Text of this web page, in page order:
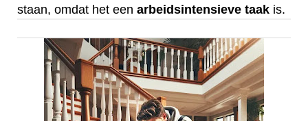
staan, omdat het een arbeidsintensieve taak is.